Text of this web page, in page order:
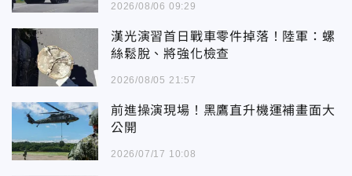
2026/08/06 09:29
漢光演習首日戰車零件掉落！陸軍：螺
絲鬆脫、將強化檢查
2026/08/05 21:57
前進操演現場！黑鷹直升機運補畫面大
公開
2026/07/17 10:08